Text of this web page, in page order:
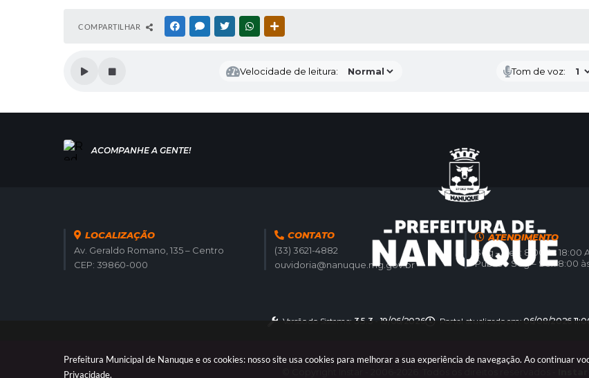
Prefeitura Municipal de Nanuque e os cookies: nosso site usa cookies para melhorar a sua experiência de navegação. Ao continuar
Privacidade.
COMPARTILHAR FACEBOOKMESSENGER
TWITTERWHATSAPP
Velocidade de leitura: Tom de voz:
LOCALIZAÇÃO
Av. Geraldo Romano, 135 – Centro
CEP: 39860-000
CONTATO
(33) 3621-4882
ouvidoria@nanuque.mg.gov.br
ATENDIMENTO
Seg – Sex: 8:00 às
Público Seg – Sex 8:00
Versão do Sistema: 3.5.3 - 19/06/2026 Portal atualizado em:06/08/2026